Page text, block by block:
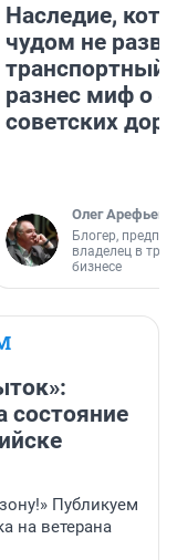
Наследие,
чудом не
транспортный
разнес миф о
советских
Олег Арефьев
Блогер,
владелец в
бизнесе
состояние
Публикуем
на ветерана